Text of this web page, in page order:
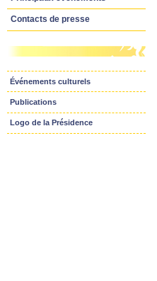
Contacts de presse
Événements culturels
Publications
Logo de la Présidence